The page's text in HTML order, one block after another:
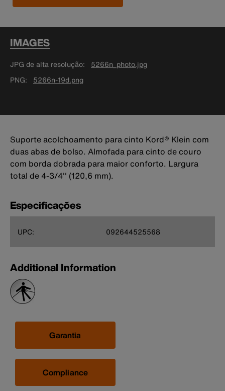
IMAGES
JPG de alta resolução
5266n_photo.jpg
PNG
5266n-19d.png
Suporte acolchoamento para cinto Kord® Klein com
duas abas de bolso. Almofada para cinto de couro
com borda dobrada para maior conforto. Largura
total de 4-3/4'' (120,6 mm).
Especificações
UPC: 092644525568
Additional Information
Garantia
Compliance